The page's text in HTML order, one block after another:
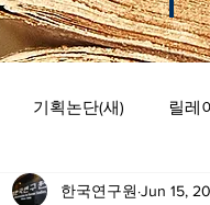
기획논단(새) 릴레
원귀중본 릴레이 칼럼
한국연구원 Jun 15,